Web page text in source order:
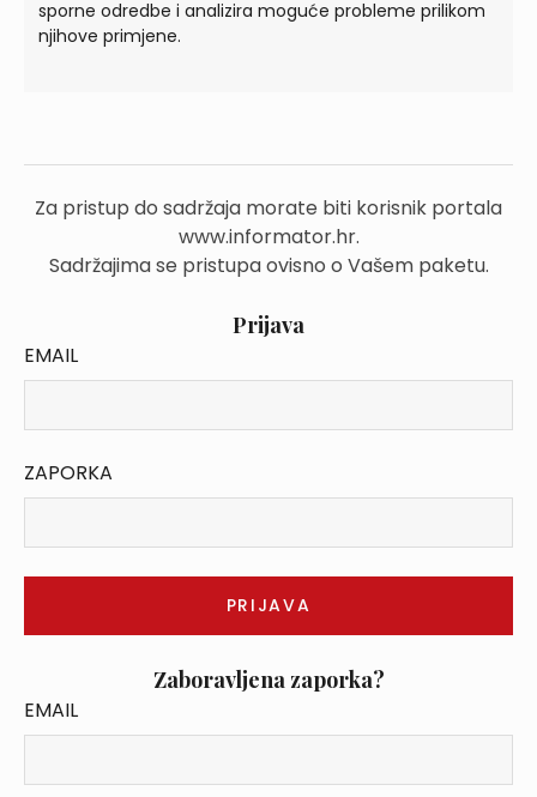
sporne odredbe i analizira moguće probleme prilikom
njihove primjene.
Za pristup do sadržaja morate biti korisnik portala
www.informator.hr.
Sadržajima se pristupa ovisno o Vašem paketu.
Prijava
EMAIL
ZAPORKA
Zaboravljena zaporka?
EMAIL